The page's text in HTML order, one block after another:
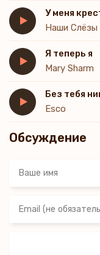
У меня
Наши Слёзы
Я теперь я
Mary Sharm
Без тебя
Esco
Обсуждение